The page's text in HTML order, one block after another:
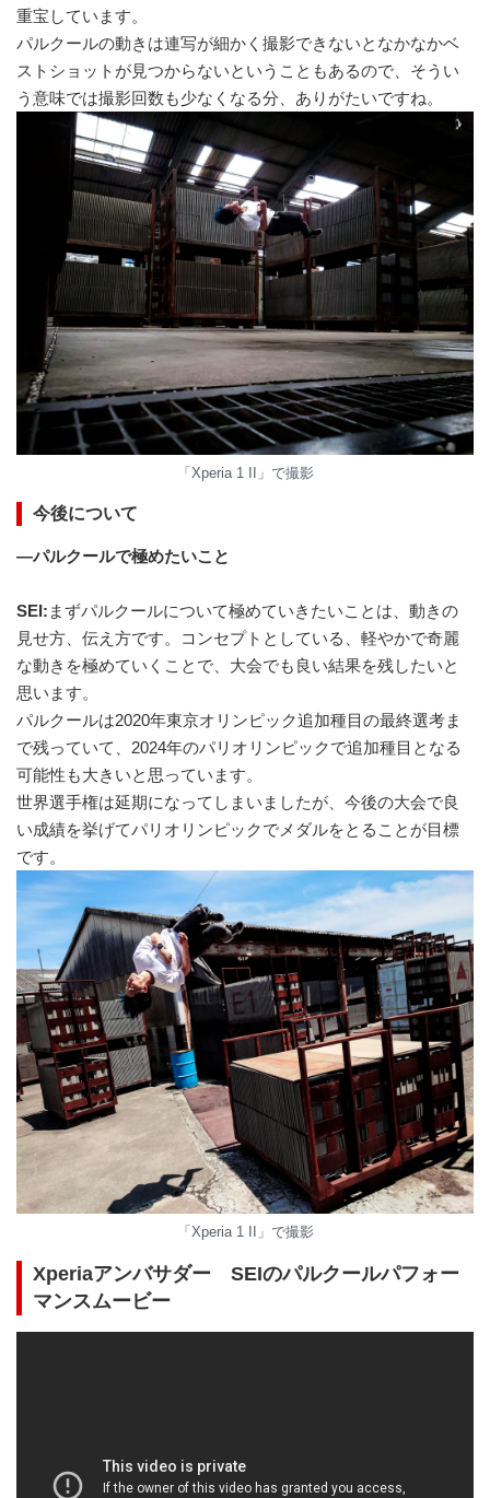
重宝しています。
パルクールの動きは連写が細かく撮影できないとなかなかベ
ストショットが見つからないということもあるので、そうい
う意味では撮影回数も少なくなる分、ありがたいですね。
「Xperia 1 II」で撮影
今後について
―パルクールで極めたいこと
SEI: まずパルクールについて極めていきたいことは、動きの
見せ方、伝え方です。コンセプトとしている、軽やかで奇麗
な動きを極めていくことで、大会でも良い結果を残したいと
思います。
パルクールは2020年東京オリンピック追加種目の最終選考ま
で残っていて、2024年のパリオリンピックで追加種目となる
可能性も大きいと思っています。
世界選手権は延期になってしまいましたが、今後の大会で良
い成績を挙げてパリオリンピックでメダルをとることが目標
です。
「Xperia 1 II」で撮影
Xperiaアンバサダー SEIのパルクールパフォー
マンスムービー